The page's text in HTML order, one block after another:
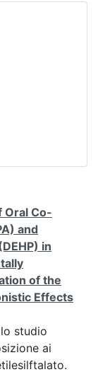
Oral Co-
and
in
of the
Effects
studio
ai